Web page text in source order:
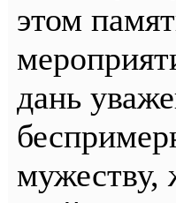
этом
дань
мужеству,